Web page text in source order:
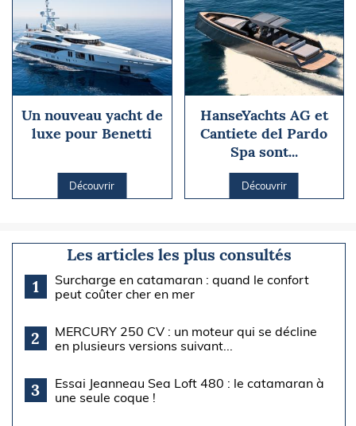
Un nouveau yacht de
luxe pour Benetti
Découvrir
HanseYachts AG et
Cantiete del Pardo
Spa sont...
Découvrir
Les articles les plus consultés
1
Surcharge en catamaran : quand le confort
peut coûter cher en mer
2
MERCURY 250 CV : un moteur qui se décline
en plusieurs versions suivant...
3
Essai Jeanneau Sea Loft 480 : le catamaran à
une seule coque !